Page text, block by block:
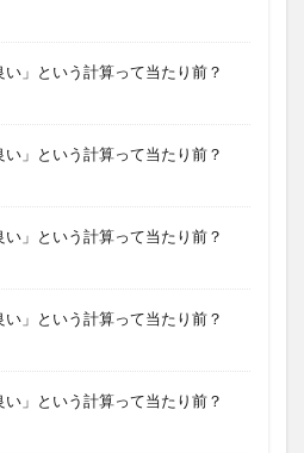
」という計算って当たり前？
」という計算って当たり前？
」という計算って当たり前？
」という計算って当たり前？
」という計算って当たり前？